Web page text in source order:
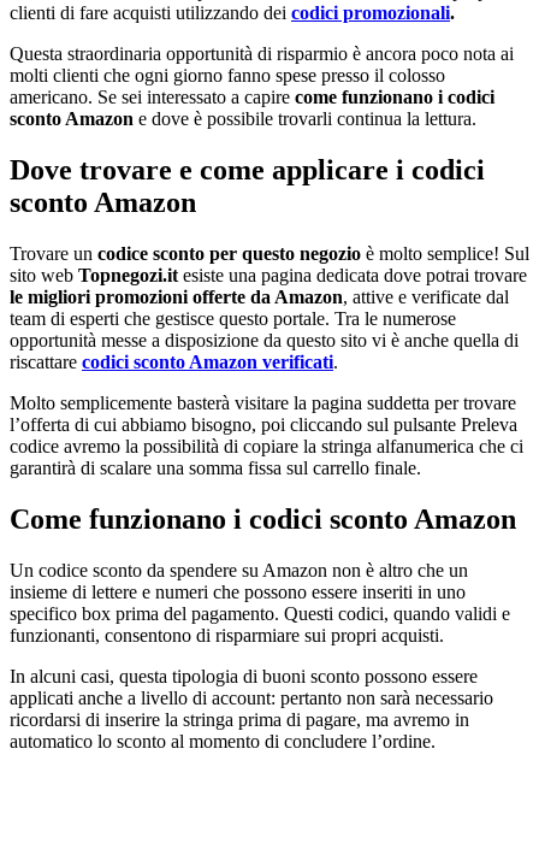
clienti di fare acquisti utilizzando dei codici promozionali.
Questa straordinaria opportunità di risparmio è ancora poco nota ai
molti clienti che ogni giorno fanno spese presso il colosso
americano. Se sei interessato a capire come funzionano i codici
sconto Amazon e dove è possibile trovarli continua la lettura.
Dove trovare e come applicare i codici
sconto Amazon
Trovare un codice sconto per questo negozio è molto semplice! Sul
sito web Topnegozi.it esiste una pagina dedicata dove potrai trovare
le migliori promozioni offerte da Amazon, attive e verificate dal
team di esperti che gestisce questo portale. Tra le numerose
opportunità messe a disposizione da questo sito vi è anche quella di
riscattare codici sconto Amazon verificati.
Molto semplicemente basterà visitare la pagina suddetta per trovare
l’offerta di cui abbiamo bisogno, poi cliccando sul pulsante Preleva
codice avremo la possibilità di copiare la stringa alfanumerica che ci
garantirà di scalare una somma fissa sul carrello finale.
Come funzionano i codici sconto Amazon
Un codice sconto da spendere su Amazon non è altro che un
insieme di lettere e numeri che possono essere inseriti in uno
specifico box prima del pagamento. Questi codici, quando validi e
funzionanti, consentono di risparmiare sui propri acquisti.
In alcuni casi, questa tipologia di buoni sconto possono essere
applicati anche a livello di account: pertanto non sarà necessario
ricordarsi di inserire la stringa prima di pagare, ma avremo in
automatico lo sconto al momento di concludere l’ordine.